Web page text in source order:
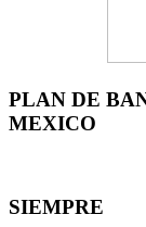
PLAN DE
MEXICO
SIEMPRE